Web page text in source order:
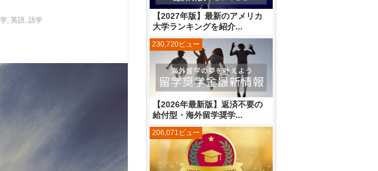
, 英語, 語学
【2027年版】最新のアメリカ
大学ランキングを紹介...
【2026年最新版】返済不要の
給付型・海外留学奨学...
230,720ビュー
206,071ビュー